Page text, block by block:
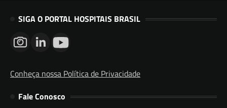
SIGA O PORTAL HOSPITAIS BRASIL
Conheça nossa Política de Privacidade
Fale Conosco